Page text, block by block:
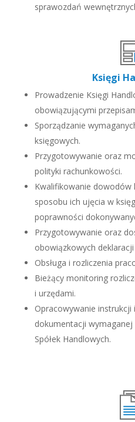
sprawozdań
Księgi
Prowadzenie Księgi
obowiązującymi
Sporządzanie
księgowych.
Przygotowywanie oraz
polityki rachunkowości.
Kwalifikowanie dowodów
sposobu ich ujęcia w
poprawności
Przygotowywanie oraz
obowiązkowych
Obsługa i rozliczenia
Bieżący monitoring
i urzędami.
Opracowywanie
dokumentacji wymaganej
Spółek Handlowych.